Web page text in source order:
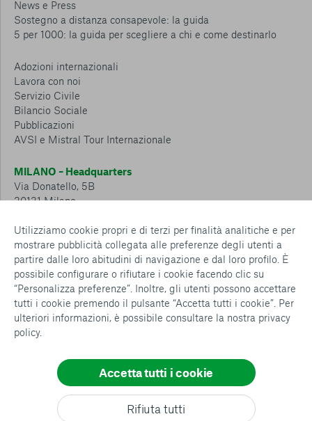
Utilizziamo cookie propri e di terzi per finalità analitiche e per
mostrare pubblicità collegata alle preferenze degli utenti a
partire dalle loro abitudini di navigazione e dal loro profilo. È
possibile configurare o rifiutare i cookie facendo clic su
“Personalizza preferenze”. Inoltre, gli utenti possono accettare
tutti i cookie premendo il pulsante “Accetta tutti i cookie”. Per
ulteriori informazioni, è possibile consultare la nostra privacy
policy.
Rifiuta tutti
Accetta tutti i cookie
Consenti tutti
News e Press
Sostegno a distanza consapevole: la guida
5 per 1000: la guida per scegliere a chi e come destinarlo
Adozioni internazionali
Lavora con noi
Servizio Civile
Bilancio Sociale
Pubblicazioni
AVSI e Mistral Tour Internazionale
MILANO – Headquarters
Via Donatello, 5B
20131 Milano
CESENA – Sostegno a distanza
Via Padre Vicinio da Sarsina, 216
47521 Cesena
Tel.: 0547 360 811
Detrazioni e deduzioni fiscali sulle donazioni: cosa sapere e
come usufruirne
Whistleblowing Policy
Privacy policy
Cookie policy
Configurazione Cookies